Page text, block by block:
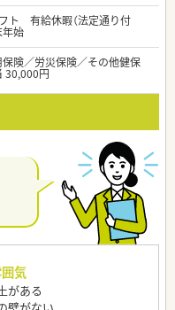
ト 有給休暇（法定通り付
年始
険／労災保険／その他健保
30,000円
気
がある